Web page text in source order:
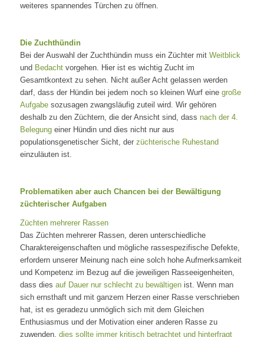
weiteres spannendes Türchen zu öffnen.
Die Zuchthündin
Bei der Auswahl der Zuchthündin muss ein Züchter mit Weitblick
und Bedachtvorgehen. Hier ist es wichtig Zucht im
Gesamtkontext zu sehen. Nicht außer Acht gelassen werden
darf, dass der Hündin bei jedem noch so kleinen Wurf eine große
Aufgabesozusagen zwangsläufig zuteil wird. Wir gehören
deshalb zu den Züchtern, die der Ansicht sind, dass nach der 4.
Belegungeiner Hündin und dies nicht nur aus
populationsgenetischer Sicht, der züchterische Ruhestand
einzuläuten ist.
Problematiken aber auch Chancen bei der Bewältigung
züchterischer Aufgaben
Züchten mehrerer Rassen
Das Züchten mehrerer Rassen, deren unterschiedliche
Charaktereigenschaften und mögliche rassespezifische Defekte,
erfordern unserer Meinung nach eine solch hohe Aufmerksamkeit
und Kompetenz im Bezug auf die jeweiligen Rasseeigenheiten,
dass dies auf Dauer nur schlecht zu bewältigenist. Wenn man
sich ernsthaft und mit ganzem Herzen einer Rasse verschrieben
hat, ist es geradezu unmöglich sich mit dem Gleichen
Enthusiasmus und der Motivation einer anderen Rasse zu
zuwenden, dies sollte immer kritisch betrachtet und hinterfragt